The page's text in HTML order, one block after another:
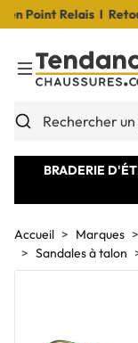
Point Relais I
Toggle Menu
Rechercher
BRADERIE
Accueil Marques
Sandales à talon